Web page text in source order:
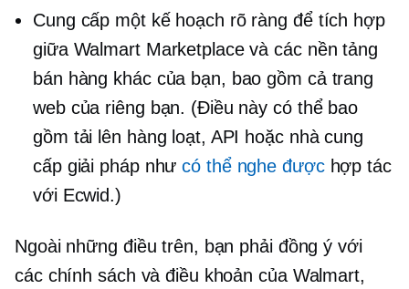
Cung cấp một kế hoạch rõ ràng để tích hợp
giữa Walmart Marketplace và các nền tảng
bán hàng khác của bạn, bao gồm cả trang
web của riêng bạn. (Điều này có thể bao
gồm tải lên hàng loạt, API hoặc nhà cung
cấp giải pháp nhưcó thể nghe đượchợp tác
với Ecwid.)
Ngoài những điều trên, bạn phải đồng ý với
các chính sách và điều khoản của Walmart,